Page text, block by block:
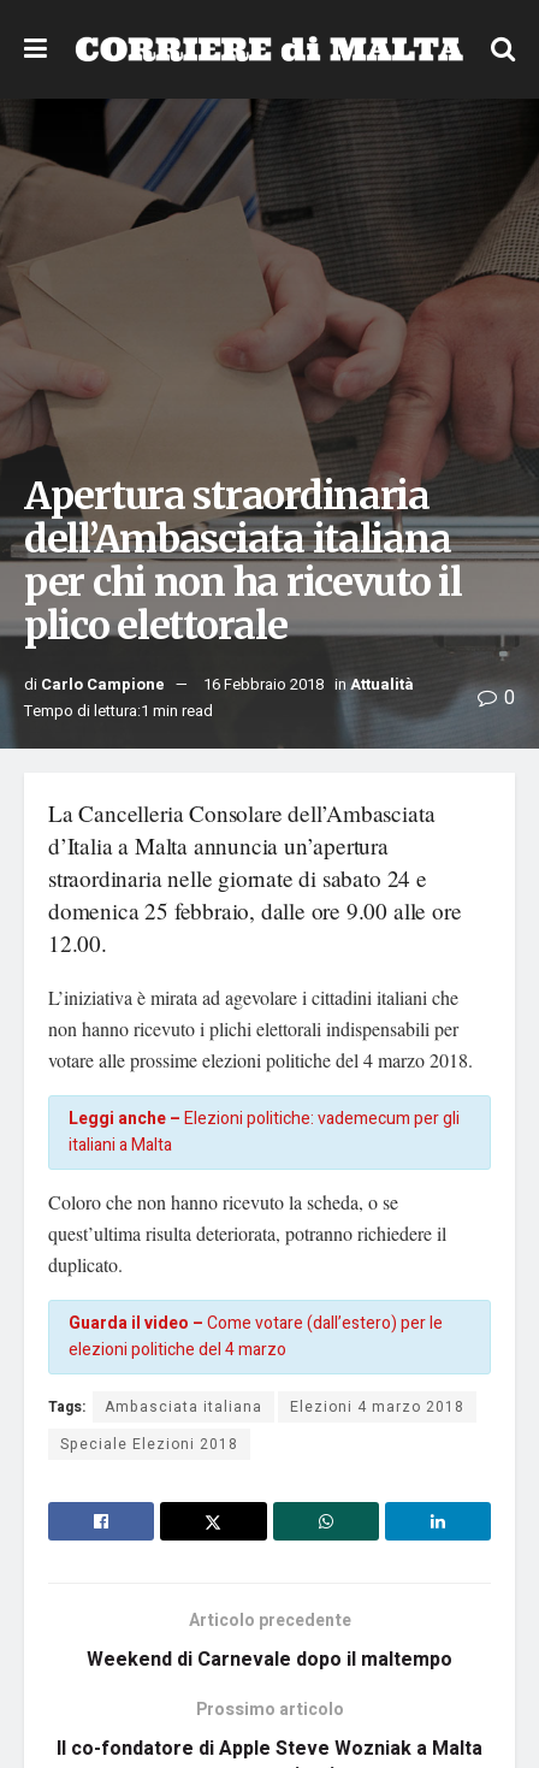
Apertura straordinaria
dell’Ambasciata italiana
per chi non ha ricevuto il
plico elettorale
di Carlo Campione 16 Febbraio 2018 inAttualità
Tempo di lettura:1 min read
0
La Cancelleria Consolare dell’Ambasciata
d’Italia a Malta annuncia un’apertura
straordinaria nelle giornate di sabato 24 e
domenica 25 febbraio, dalle ore 9.00 alle ore
12.00.
L’iniziativa è mirata ad agevolare i cittadini italiani che
non hanno ricevuto i plichi elettorali indispensabili per
votare alle prossime elezioni politiche del 4 marzo 2018.
Leggi anche –Elezioni politiche: vademecum per gli
italiani a Malta
Coloro che non hanno ricevuto la scheda, o se
quest’ultima risulta deteriorata, potranno richiedere il
duplicato.
Guarda il video –Come votare (dall’estero) per le
elezioni politiche del 4 marzo
Tags: Ambasciata italiana
Elezioni 4 marzo 2018
Speciale Elezioni 2018
Articolo precedente
Weekend di Carnevale dopo il maltempo
Prossimo articolo
Il co-fondatore di Apple Steve Wozniak a Malta